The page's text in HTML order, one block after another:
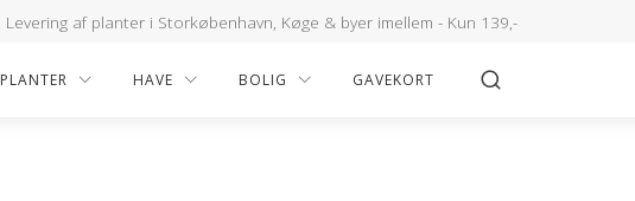
Levering af planter i Storkøbenhavn, Køge & byer imellem - Kun 139,-
PLANTER HAVE BOLIG GAVEKORT